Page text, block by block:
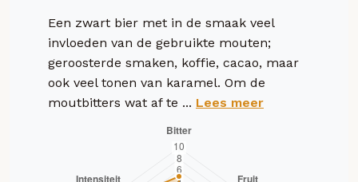
Een zwart bier met in de smaak veel
invloeden van de gebruikte mouten;
geroosterde smaken, koffie, cacao, maar
ook veel tonen van karamel. Om de
moutbitters wat af te ... Lees meer